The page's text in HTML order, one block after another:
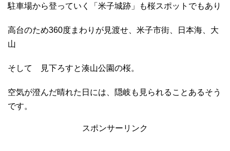
駐車場から登っていく「米子城跡」も桜スポットでもあり
高台のため360度まわりが見渡せ、米子市街、日本海、大
山
そして 見下ろすと湊山公園の桜。
空気が澄んだ晴れた日には、隠岐も見られることあるそう
です。
スポンサーリンク